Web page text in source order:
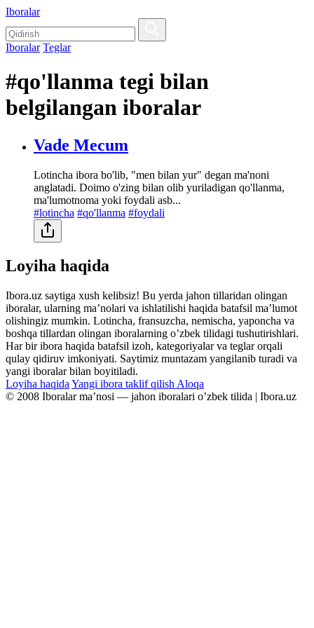
Iboralar
Iboralar Teglar
#qo'llanma tegi bilan
belgilangan iboralar
Vade Mecum
Lotincha ibora bo'lib, "men bilan yur" degan ma'noni
anglatadi. Doimo o'zing bilan olib yuriladigan qo'llanma,
ma'lumotnoma yoki foydali asb...
#lotincha #qo'llanma #foydali
Loyiha haqida
Ibora.uz saytiga xush kelibsiz! Bu yerda jahon tillaridan olingan
iboralar, ularning maʼnolari va ishlatilishi haqida batafsil maʼlumot
olishingiz mumkin. Lotincha, fransuzcha, nemischa, yaponcha va
boshqa tillardan olingan iboralarning oʼzbek tilidagi tushutirishlari.
Har bir ibora haqida batafsil izoh, kategoriyalar va teglar orqali
qulay qidiruv imkoniyati. Saytimiz muntazam yangilanib turadi va
yangi iboralar bilan boyitiladi.
Loyiha haqida Yangi ibora taklif qilish Aloqa
© 2008 Iboralar maʼnosi — jahon iboralari oʼzbek tilida | Ibora.uz